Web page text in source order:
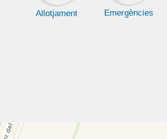
Allotjament Emergències